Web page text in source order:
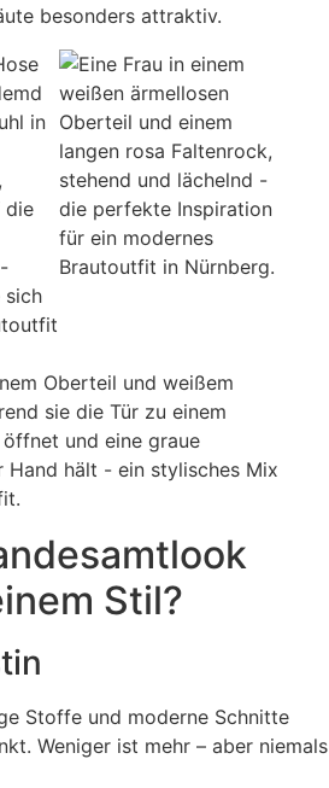
besonders attraktiv.
Stil?
Stoffe und moderne Schnitte
Weniger ist mehr – aber niemals